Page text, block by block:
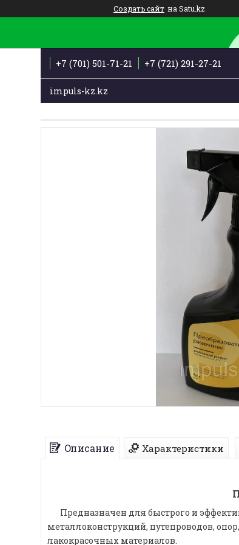
Создать сайт на Satu.kz
+7 (701) 501-71-21 +7 (721) 291-27-21
impuls-kz.kz
Описание Характеристики
Предназначен для быстрого и
металлоконструкций, путепроводов,
лакокрасочных материалов.